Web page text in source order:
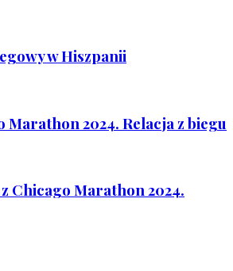
w Hiszpanii
Marathon 2024. Relacja z biegu
Chicago Marathon 2024.